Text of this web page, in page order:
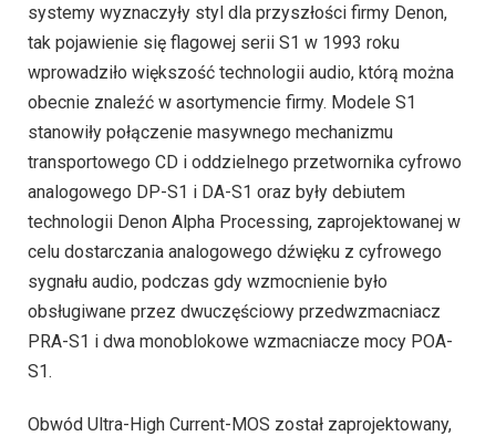
systemy wyznaczyły styl dla przyszłości firmy Denon,
tak pojawienie się flagowej serii S1 w 1993 roku
wprowadziło większość technologii audio, którą można
obecnie znaleźć w asortymencie firmy. Modele S1
stanowiły połączenie masywnego mechanizmu
transportowego CD i oddzielnego przetwornika cyfrowo
analogowego DP-S1 i DA-S1 oraz były debiutem
technologii Denon Alpha Processing, zaprojektowanej w
celu dostarczania analogowego dźwięku z cyfrowego
sygnału audio, podczas gdy wzmocnienie było
obsługiwane przez dwuczęściowy przedwzmacniacz
PRA-S1 i dwa monoblokowe wzmacniacze mocy POA-
S1.
Obwód Ultra-High Current-MOS został zaprojektowany,